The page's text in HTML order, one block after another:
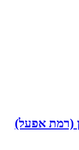
(רמת אפעל)